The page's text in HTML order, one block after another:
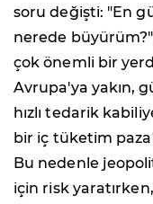
soru değişti: "En
nerede
çok önemli bir
Avrupa'ya yakın,
hızlı tedarik
bir iç tüketim
Bu nedenle
için risk